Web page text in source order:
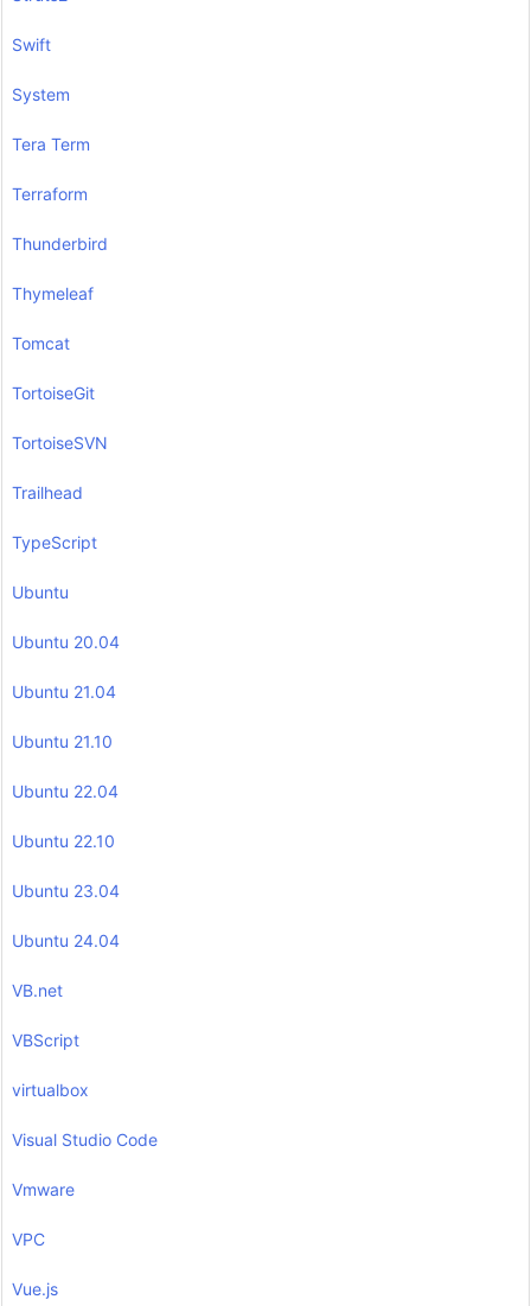
Swift
System
Tera Term
Terraform
Thunderbird
Thymeleaf
Tomcat
TortoiseGit
TortoiseSVN
Trailhead
TypeScript
Ubuntu
Ubuntu 20.04
Ubuntu 21.04
Ubuntu 21.10
Ubuntu 22.04
Ubuntu 22.10
Ubuntu 23.04
Ubuntu 24.04
VB.net
VBScript
virtualbox
Visual Studio Code
Vmware
VPC
Vue.js